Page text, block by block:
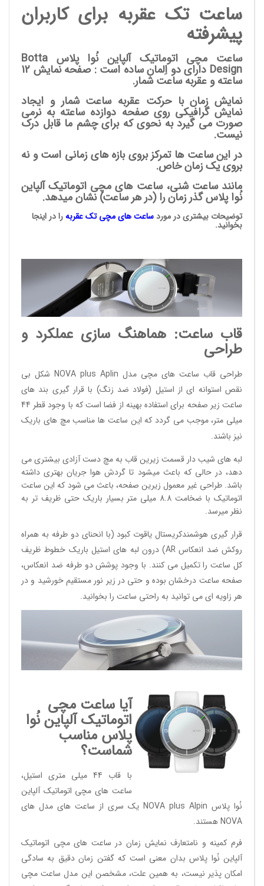
ساعت تک عقربه برای کاربران
پیشرفته
ساعت مچی اتوماتیک آلپاین نُوا پلاس Botta
Design دارای دو اِلمان ساده است : صفحه نمایش 12
ساعته و عقربه ساعت شمار.
نمایش زمان با حرکت عقربه ساعت شمار و ایجاد
نمایش گرافیکی روی صفحه دوازده ساعته به نرمی
صورت می گیرد به نحوی که برای چشم ما قابل درک
نیست.
در این ساعت ها تمرکز بروی بازه های زمانی است و نه
بروی یک زمان خاص.
مانند ساعت شنی، ساعت های مچی اتوماتیک آلپاین
نُوا پلاس گذر زمان را (در هر ساعت) نشان میدهد.
توضیحات بیشتری در موردساعت های مچی تک عقربهرا در اینجا
بخوانید.
قاب ساعت: هماهنگ سازی عملکرد و
طراحی
طراحی قاب ساعت های مچی مدل NOVA plus Aplin شکل بی
نقص استوانه ای از استیل (فولاد ضد زنگ) با قرار گیری بند های
ساعت زیر صفحه برای استفاده بهینه از فضا است که با وجود قطر 44
میلی متر، موجب می گردد که این ساعت ها مناسب مچ های باریک
نیز باشند.
لبه های شیب دار قسمت زیرین قاب به مچ دست آزادی بیشتری می
دهد، در حالی که باعث میشود تا گردش هوا جریان بهتری داشته
باشد. طراحی غیر معمول زیرین صفحه، باعث می شود که این ساعت
اتوماتیک با ضخامت 8.8 میلی متر بسیار باریک حتی ظریف تر به
نظر میرسد.
قرار گیری هوشمندکریستال یاقوت کبود (با انحنای دو طرفه به همراه
روکش ضد انعکاس AR) درون لبه های استیل باریک خطوط ظریف
کل ساعت را تکمیل می کنند. با وجود پوشش دو طرفه ضد انعکاس،
صفحه ساعت درخشان بوده و حتی در زیر نور مستقیم خورشید و در
هر زاویه ای می توانید به راحتی ساعت را بخوانید.
آیا ساعت مچی
اتوماتیک آلپاین نُوا
پلاس مناسب
شماست؟
با قاب 44 میلی متری استیل،
ساعت های مچی اتوماتیک آلپاین
نُوا پلاس NOVA plus Alpin یک سری از ساعت های مدل های
NOVA هستند.
فرم کمینه و نامتعارف نمایش زمان در ساعت های مچی اتوماتیک
آلپاین نُوا پلاس بدان معنی است که گفتن زمان دقیق به سادگی
امکان پذیر نیست، به همین علت، مشخصن این مدل ساعت مچی